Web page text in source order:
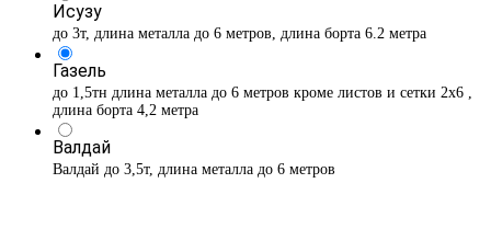
Исузу
до 3т, длина металла до 6 метров, длина борта 6.2 метра
Газель
до 1,5тн длина металла до 6 метров кроме листов и сетки 2х6 ,
длина борта 4,2 метра
Валдай
Валдай до 3,5т, длина металла до 6 метров